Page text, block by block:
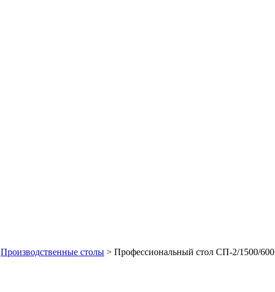
Производственные столы > Профессиональный стол СП-2/1500/600